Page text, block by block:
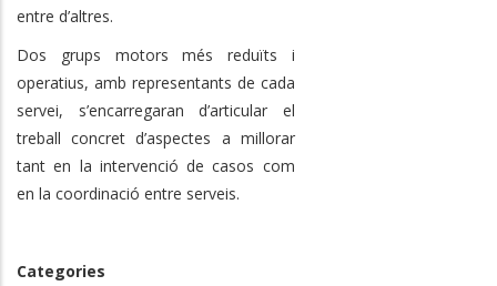
entre d’altres.
Dos grups motors més reduïts i
operatius, amb representants de cada
servei, s’encarregaran d’articular el
treball concret d’aspectes a millorar
tant en la intervenció de casos com
en la coordinació entre serveis.
Categories